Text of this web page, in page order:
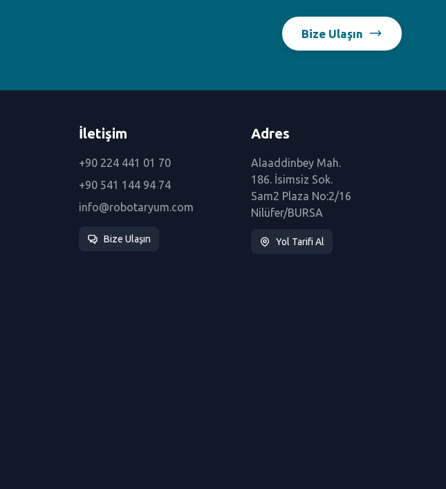
Bize Ulaşın
İletişim
+90 224 441 01 70
+90 541 144 94 74
info@robotaryum.com
Bize Ulaşın
Adres
Alaaddinbey Mah.
186. İsimsiz Sok.
Sam2 Plaza No:2/16
Nilüfer/BURSA
Yol Tarifi Al